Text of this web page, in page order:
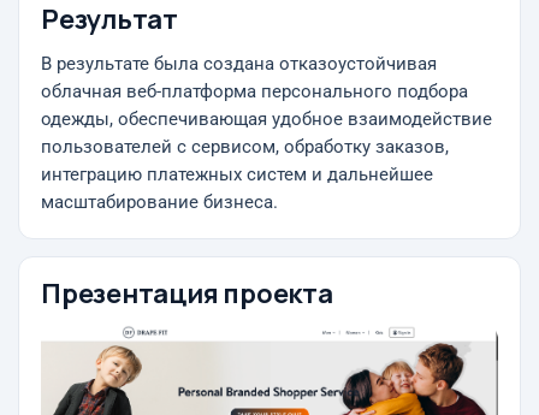
Результат
В результате была создана отказоустойчивая
облачная веб-платформа персонального подбора
одежды, обеспечивающая удобное взаимодействие
пользователей с сервисом, обработку заказов,
интеграцию платежных систем и дальнейшее
масштабирование бизнеса.
Презентация проекта